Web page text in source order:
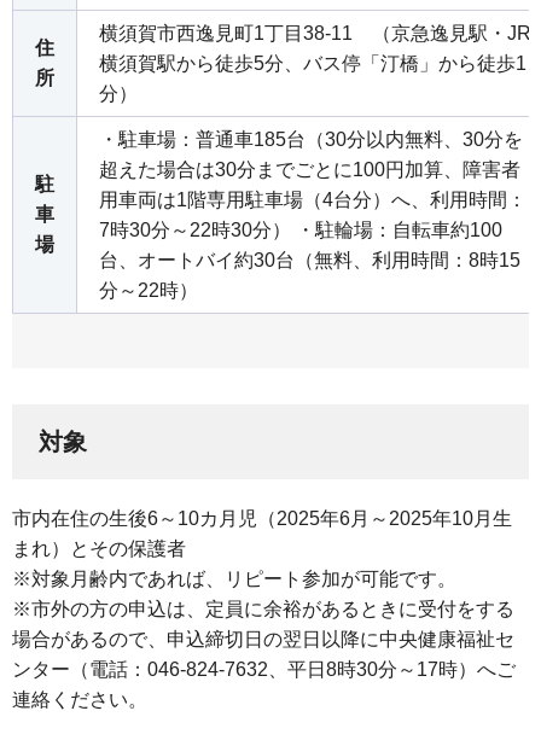
住
所
横須賀市西逸見町1丁目38-11 （京急逸見駅・JR
横須賀駅から徒歩5分、バス停「汀橋」から徒歩1
分）
駐
車
場
・駐車場：普通車185台（30分以内無料、30分を
超えた場合は30分までごとに100円加算、障害者
用車両は1階専用駐車場（4台分）へ、利用時間：
7時30分～22時30分） ・駐輪場：自転車約100
台、オートバイ約30台（無料、利用時間：8時15
分～22時）
対象
市内在住の生後6～10カ月児（2025年6月～2025年10月生
まれ）とその保護者
※対象月齢内であれば、リピート参加が可能です。
※市外の方の申込は、定員に余裕があるときに受付をする
場合があるので、申込締切日の翌日以降に中央健康福祉セ
ンター（電話：046-824-7632、平日8時30分～17時）へご
連絡ください。